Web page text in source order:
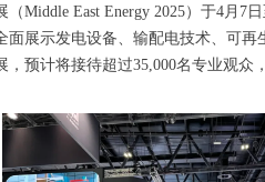
（Middle East Energy 2025）于4月
面展示发电设备、输配电技术、可
，预计将接待超过35,000名专业观众